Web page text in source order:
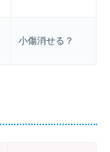
小傷消せる？